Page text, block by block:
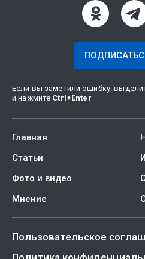
Если вы заметили ошибку,
и нажмите Ctrl +Enter
Главная
Статьи
Фото и видео
Мнение
Пользовательское